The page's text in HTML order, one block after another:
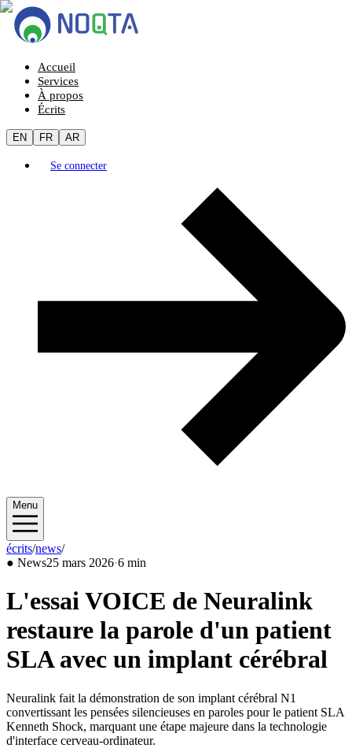
Accueil
Services
À propos
Écrits
EN FR AR
Se connecter
Menu
écrits/news/2026/03
● News25 mars 2026·6 min
L'essai VOICE de Neuralink
restaure la parole d'un patient
SLA avec un implant cérébral
Neuralink fait la démonstration de son implant cérébral N1
convertissant les pensées silencieuses en paroles pour le patient SLA
Kenneth Shock, marquant une étape majeure dans la technologie
d'interface cerveau-ordinateur.